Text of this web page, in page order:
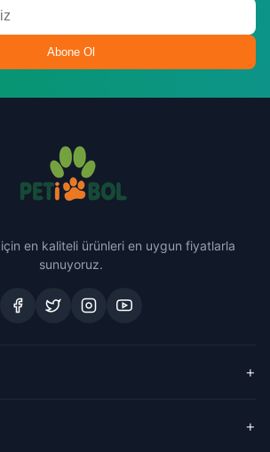
Abone Ol
için en kaliteli ürünleri en uygun fiyatlarla
sunuyoruz.
+
+